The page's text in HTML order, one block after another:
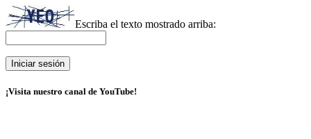
Escriba el texto mostrado arriba:
¡Visita nuestro canal de YouTube!